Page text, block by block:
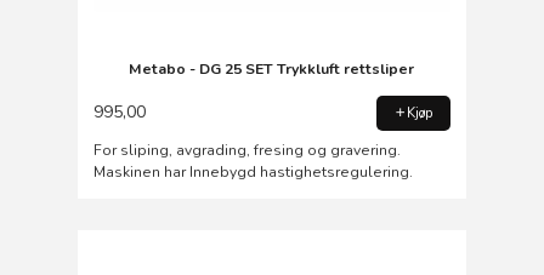
Metabo - DG 25 SET Trykkluft rettsliper
995,00 Kjøp
For sliping, avgrading, fresing og gravering.
Maskinen har Innebygd hastighetsregulering.